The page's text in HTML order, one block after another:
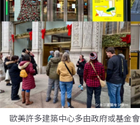
歐美許多建築中心多由政府或基金